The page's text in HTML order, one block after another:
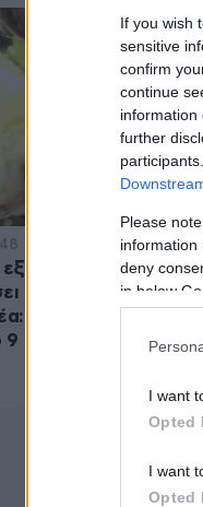
If you wish
sensitive
confirm
continue
information
further
Please
information
deny
in below
I want
Opted
I want
Opted
είχε
από ζωολογικό
Τον έπιασαν ξανά
9 ημέρες αναζήτησης